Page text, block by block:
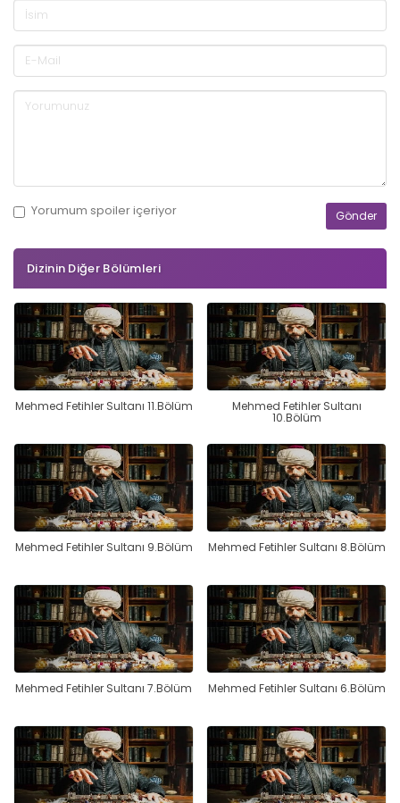
Yorumum spoileriçeriyor
Dizinin Diğer Bölümleri
Mehmed Fetihler Sultanı 11.Bölüm Mehmed Fetihler Sultanı
10.Bölüm
Mehmed Fetihler Sultanı 9.Bölüm Mehmed Fetihler Sultanı 8.Bölüm
Mehmed Fetihler Sultanı 7.Bölüm Mehmed Fetihler Sultanı 6.Bölüm